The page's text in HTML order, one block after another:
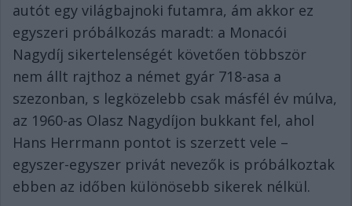
autót egy világbajnoki futamra, ám akkor ez
egyszeri próbálkozás maradt: a Monacói
Nagydíj sikertelenségét követően többször
nem állt rajthoz a német gyár 718-asa a
szezonban, s legközelebb csak másfél év múlva,
az 1960-as Olasz Nagydíjon bukkant fel, ahol
Hans Herrmann pontot is szerzett vele –
egyszer-egyszer privát nevezők is próbálkoztak
ebben az időben különösebb sikerek nélkül.